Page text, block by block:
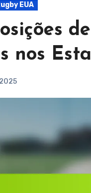
EUA
nos